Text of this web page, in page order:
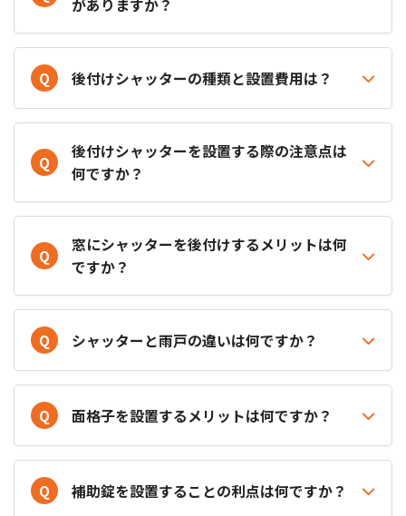
がありますか？
Q 後付けシャッターの種類と設置費用は？
Q
後付けシャッターを設置する際の注意点は
何ですか？
Q
窓にシャッターを後付けするメリットは何
ですか？
Q シャッターと雨戸の違いは何ですか？
Q 面格子を設置するメリットは何ですか？
Q 補助錠を設置することの利点は何ですか？